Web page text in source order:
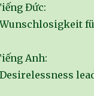
Đức:
Anh: